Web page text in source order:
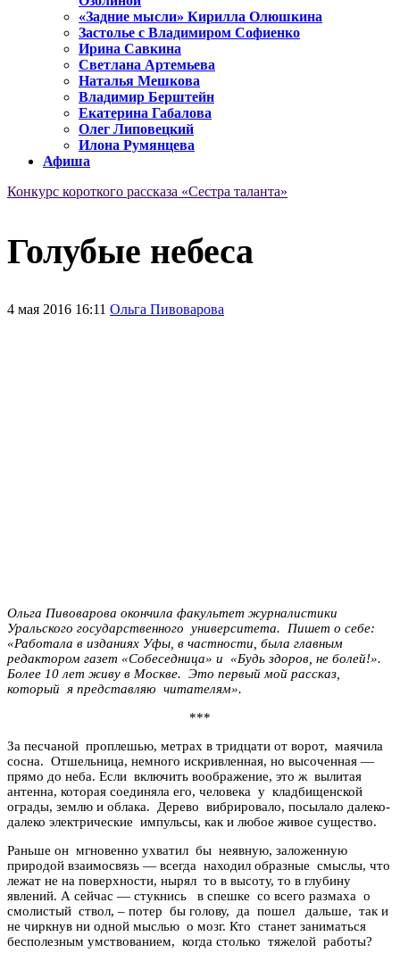
«Задние мысли» Кирилла Олюшкина
Застолье с Владимиром Софиенко
Ирина Савкина
Светлана Артемьева
Наталья Мешкова
Владимир Берштейн
Екатерина Габалова
Олег Липовецкий
Илона Румянцева
Афиша
Конкурс короткого рассказа «Сестра таланта»
Голубые небеса
4 мая 2016 16:11 Ольга Пивоварова
Ольга Пивоварова окончила факультет журналистики
Уральского государственного университета. Пишет о себе:
«Работала в изданиях Уфы, в частности, была главным
редактором газет «Собеседница» и «Будь здоров, не болей!».
Более 10 лет живу в Москве. Это первый мой рассказ,
который я представляю читателям».
***
За песчаной проплешью, метрах в тридцати от ворот, маячила
сосна. Отшельница, немного искривленная, но высоченная —
прямо до неба. Если включить воображение, это ж вылитая
антенна, которая соединяла его, человека у кладбищенской
ограды, землю и облака. Дерево вибрировало, посылало далеко-
далеко электрические импульсы, как и любое живое существо.
Раньше он мгновенно ухватил бы неявную, заложенную
природой взаимосвязь — всегда находил образные смыслы, что
лежат не на поверхности, нырял то в высоту, то в глубину
явлений. А сейчас — стукнись в спешке со всего размаха о
смолистый ствол, – потер бы голову, да пошел дальше, так и
не чиркнув ни одной мыслью о мозг. Кто станет заниматься
бесполезным умствованием, когда столько тяжелой работы?